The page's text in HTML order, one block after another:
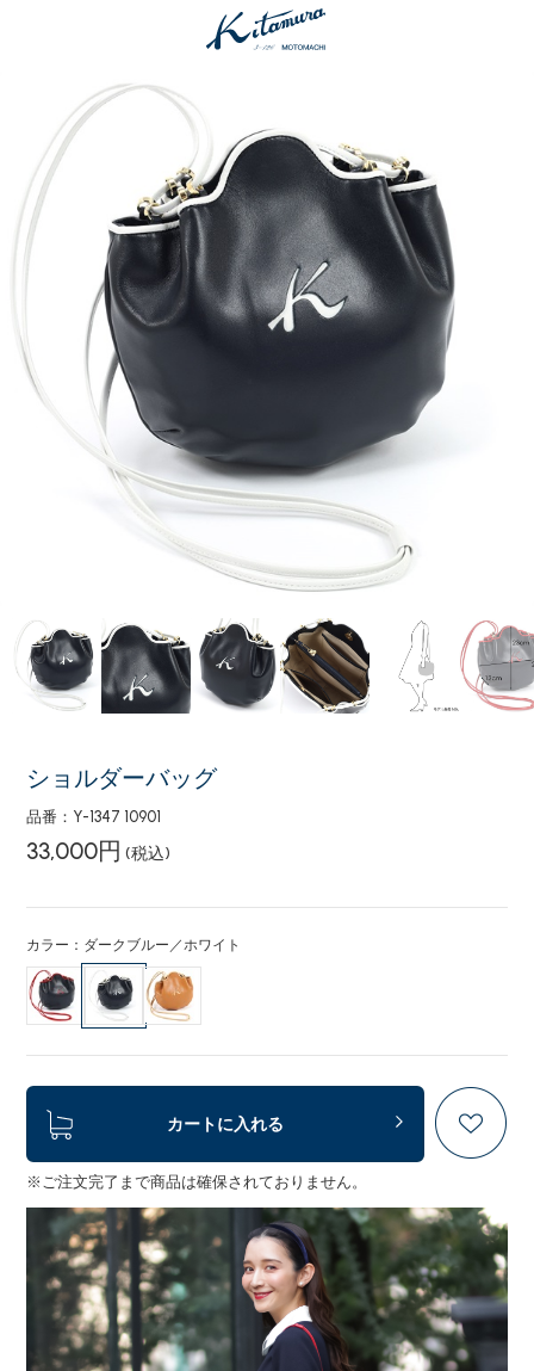
ショルダーバッグ
品番：Y-1347 10901
33,000円 (税込)
カラー：ダークブルー／ホワイト
カートに入れる
※ご注文完了まで商品は確保されておりません。